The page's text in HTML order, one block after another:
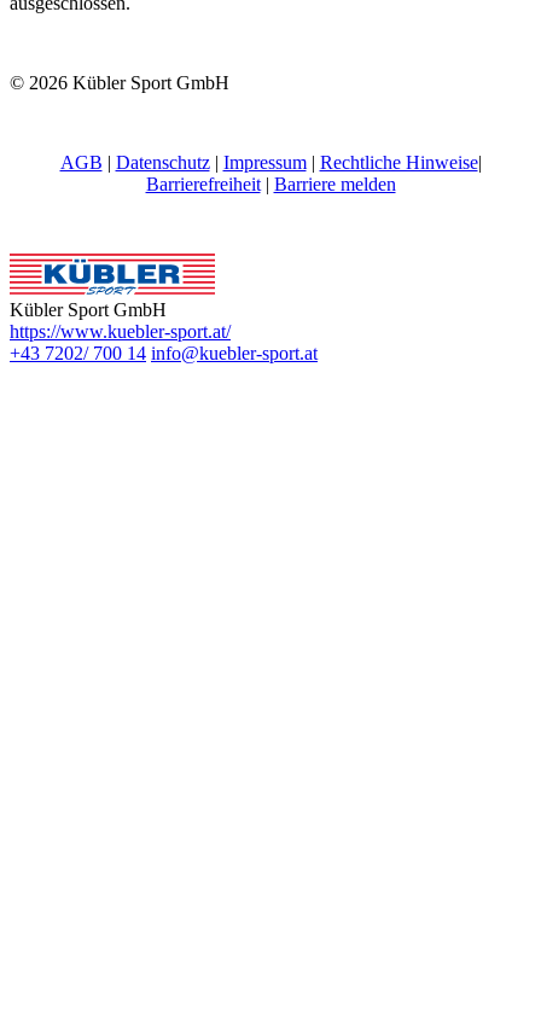
© 2026 Kübler Sport GmbH
AGB | Datenschutz| Impressum| Rechtliche Hinweise|
Barrierefreiheit| Barriere melden
Kübler Sport GmbH
https://www.kuebler-sport.at/
+43 7202/ 700 14 info@kuebler-sport.at